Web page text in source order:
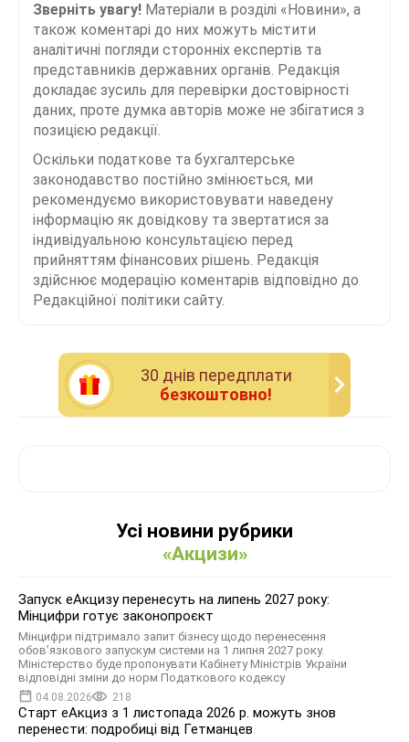
Зверніть увагу! Матеріали в розділі «Новини», а
також коментарі до них можуть містити
аналітичні погляди сторонніх експертів та
представників державних органів. Редакція
докладає зусиль для перевірки достовірності
даних, проте думка авторів може не збігатися з
позицією редакції.
Оскільки податкове та бухгалтерське
законодавство постійно змінюється, ми
рекомендуємо використовувати наведену
інформацію як довідкову та звертатися за
індивідуальною консультацією перед
прийняттям фінансових рішень. Редакція
здійснює модерацію коментарів відповідно до
Редакційної політики сайту.
30 днiв передплати
безкоштовно!
Усі новини рубрики
«Акцизи»
Запуск еАкцизу перенесуть на липень 2027 року:
Мінцифри готує законопроєкт
Мінцифри підтримало запит бізнесу щодо перенесення
обов’язкового запускум системи на 1 липня 2027 року.
Міністерство буде пропонувати Кабінету Міністрів України
відповідні зміни до норм Податкового кодексу
04.08.2026 218
Старт еАкциз з 1 листопада 2026 р. можуть знов
перенести: подробиці від Гетманцев